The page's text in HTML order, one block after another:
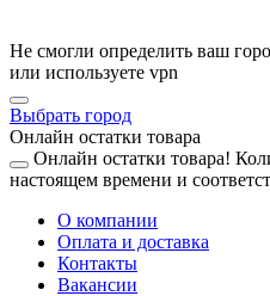
Не смогли определить ваш
или используете vpn
Выбрать город
Онлайн остатки товара
Онлайн остатки товара!
настоящем времени и
О компании
Оплата и доставка
Контакты
Вакансии